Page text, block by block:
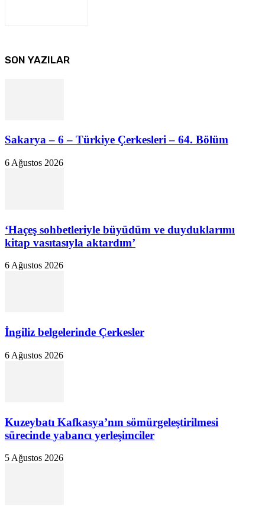
SON YAZILAR
Sakarya – 6 – Türkiye Çerkesleri – 64. Bölüm
6 Ağustos 2026
‘Haçeş sohbetleriyle büyüdüm ve duyduklarımı
kitap vasıtasıyla aktardım’
6 Ağustos 2026
İngiliz belgelerinde Çerkesler
6 Ağustos 2026
Kuzeybatı Kafkasya’nın sömürgeleştirilmesi
sürecinde yabancı yerleşimciler
5 Ağustos 2026